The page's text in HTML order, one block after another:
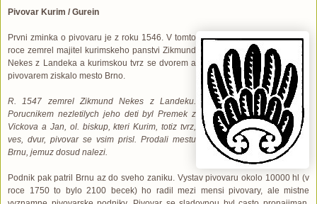
Pivovar Kurim / Gurein
Prvni zminka o pivovaru je z roku 1546. V tomto
roce zemrel majitel kurimskeho panstvi Zikmund
Nekes z Landeka a kurimskou tvrz se dvorem a
pivovarem ziskalo mesto Brno.
R. 1547 zemrel Zikmund Nekes z Landeku.
Porucnikem nezletilych jeho deti byl Premek z
Vickova a Jan, ol. biskup, kteri Kurim, totiz tvrz,
ves, dvur, pivovar se vsim prisl. Prodali mestu
Brnu, jemuz dosud nalezi.
Podnik pak patril Brnu az do sveho zaniku. Vystav pivovaru okolo 10000 hl (v
roce 1750 to bylo 2100 becek) ho radil mezi mensi pivovary, ale mistne